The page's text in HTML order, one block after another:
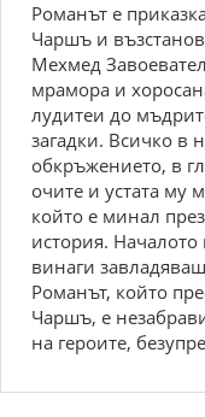
Романът е
Чаршъ и
Мехмед
мрамора и
лудитеи до
загадки. Всичко в
обкръжението, в
очите и устата му
който е минал
история.
винаги
Романът, който
Чаршъ, е
на героите,